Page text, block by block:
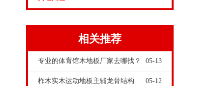
相关推荐
专业的体育馆木地板厂家去哪找？ 05-13
柞木实木运动地板主辅龙骨结构 05-12